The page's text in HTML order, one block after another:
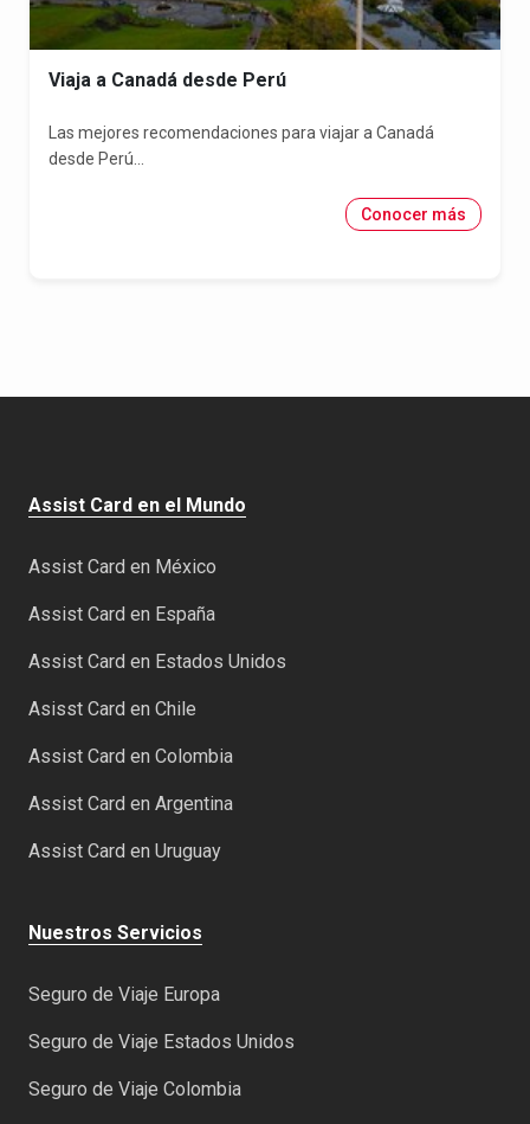
Viaja a Canadá desde Perú
Las mejores recomendaciones para viajar a Canadá
desde Perú...
Conocer más
Assist Card en el Mundo
Assist Card en México
Assist Card en España
Assist Card en Estados Unidos
Asisst Card en Chile
Assist Card en Colombia
Assist Card en Argentina
Assist Card en Uruguay
Nuestros Servicios
Seguro de Viaje Europa
Seguro de Viaje Estados Unidos
Seguro de Viaje Colombia